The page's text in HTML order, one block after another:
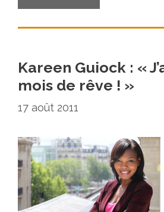
Kareen Guiock : «
mois de rêve ! »
17 août 2011